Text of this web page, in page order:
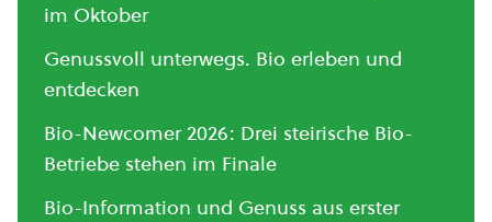
im Oktober
Genussvoll unterwegs. Bio erleben und
entdecken
Bio-Newcomer 2026: Drei steirische Bio-
Betriebe stehen im Finale
Bio-Information und Genuss aus erster